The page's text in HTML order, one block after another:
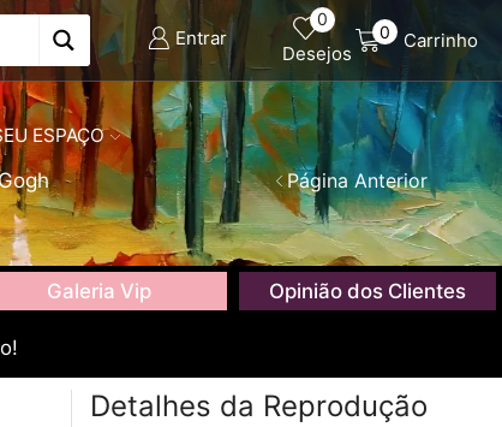
Entrar
0
Desejos
0 Carrinho
ESPAÇO
Página Anterior
Galeria Vip Opinião dos Clientes
Detalhes da Reprodução